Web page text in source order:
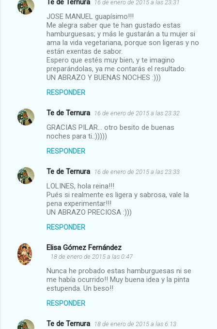
Te de Ternura 16 de enero de 2015 a las 23:31
JOSE MANUEL guapísimo!!!
Me alegra saber que te han gustado estas
hamburguesas; y más le gustarán a tu mujer si
ama la vida vegetariana, porque son ligeras y no
están exentas de sabor.
Espero que estés muy bien, y te imagino
preparándolas, ya me contarás el resultado.
UN ABRAZO Y BUENAS NOCHES :)))
RESPONDER
Te de Ternura 16 de enero de 2015 a las 23:32
GRACIAS PILAR... otro besito de buenas
noches para ti.:)))))
RESPONDER
Te de Ternura 16 de enero de 2015 a las 23:33
LOLINES, hola reina!!!
Pués si realmente es ligera y sabrosa, vale la
pena experimentar!!!
UN ABRAZO PRECIOSA :)))
RESPONDER
Elisa Gómez Fernández
18 de enero de 2015 a las 0:47
Nunca he probado estas hamburguesas ni se
me había ocurrido!! Muy buena idea y la pinta
estupenda. Un beso!!
RESPONDER
Te de Ternura 18 de enero de 2015 a las 6:13